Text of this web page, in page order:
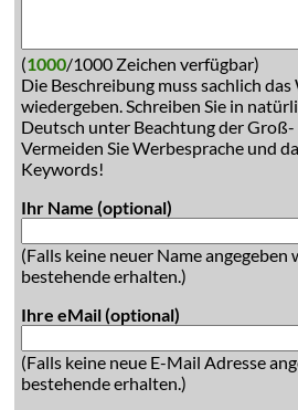
(1000/1000 Zeichen verfügbar)
Die Beschreibung muss sachlich
wiedergeben. Schreiben Sie in
Deutsch unter Beachtung der
Vermeiden Sie Werbesprache und
Keywords!
Ihr Name (optional)
(Falls keine neuer Name angegeben
bestehende erhalten.)
Ihre eMail (optional)
(Falls keine neue E-Mail Adresse
bestehende erhalten.)